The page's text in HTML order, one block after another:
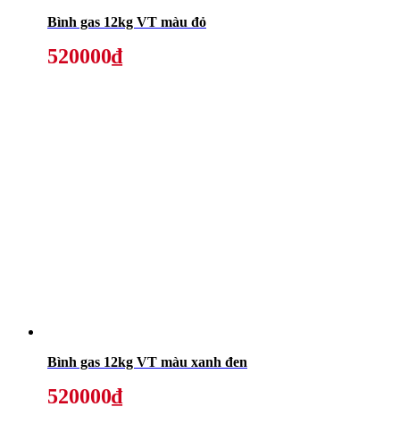
Bình gas 12kg VT màu đỏ
520000₫
Bình gas 12kg VT màu xanh đen
520000₫